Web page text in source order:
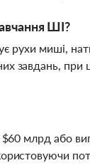
ШІ?
рухи миші,
завдань, при
млрд або